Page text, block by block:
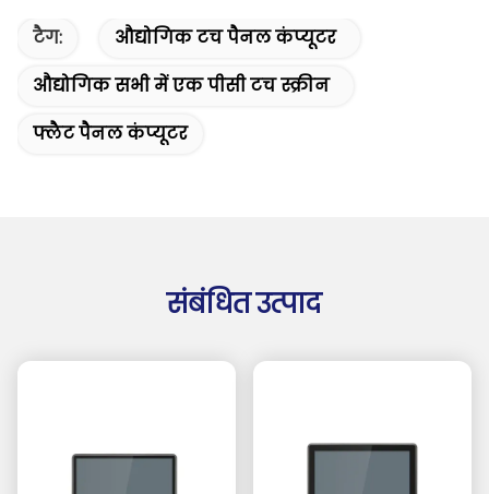
टैग:
औद्योगिक टच पैनल कंप्यूटर
औद्योगिक सभी में एक पीसी टच स्क्रीन
फ्लैट पैनल कंप्यूटर
संबंधित उत्पाद